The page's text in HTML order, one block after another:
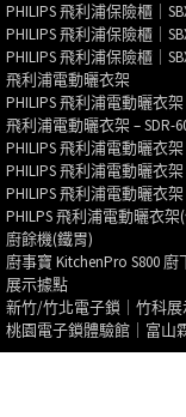
PHILIPS 飛利浦保險櫃｜
PHILIPS 飛利浦保險櫃｜
PHILIPS 飛利浦保險櫃｜
飛利浦電動曬衣架
PHILIPS 飛利浦電動曬衣
飛利浦電動曬衣架 – SDR-
PHILIPS 飛利浦電動曬衣架
PHILIPS 飛利浦電動曬衣架
PHILIPS 飛利浦電動曬衣架
PHILPS 飛利浦電動曬衣架
廚餘機(鐵胃)
廚事寶 KitchenPro S800
展示據點
新竹/竹北電子鎖｜竹科
桃園電子鎖體驗館｜富山